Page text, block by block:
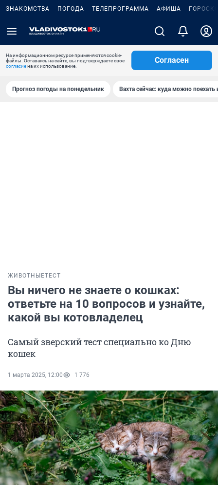
ЗНАКОМСТВА ПОГОДА ТЕЛЕПРОГРАММА АФИША
На информационном ресурсе применяются cookie-
файлы. Оставаясь на сайте, вы подтверждаете свое
согласиена их использование.
Согласен
Прогноз погоды на понедельник Вахта сейчас: куда можно поехать
ЖИВОТНЫЕТЕСТ
Вы ничего не знаете о кошках:
ответьте на 10 вопросов и узнайте,
какой вы котовладелец
Самый зверский тест специально ко Дню
кошек
1 марта 2025, 12:00 1 776